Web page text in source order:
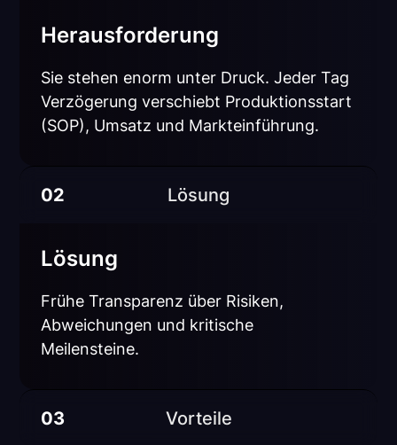
Herausforderung
Sie stehen enorm unter Druck. Jeder Tag
Verzögerung verschiebt Produktionsstart
(SOP), Umsatz und Markteinführung.
02 Lösung
Lösung
Frühe Transparenz über Risiken,
Abweichungen und kritische
Meilensteine.
03 Vorteile